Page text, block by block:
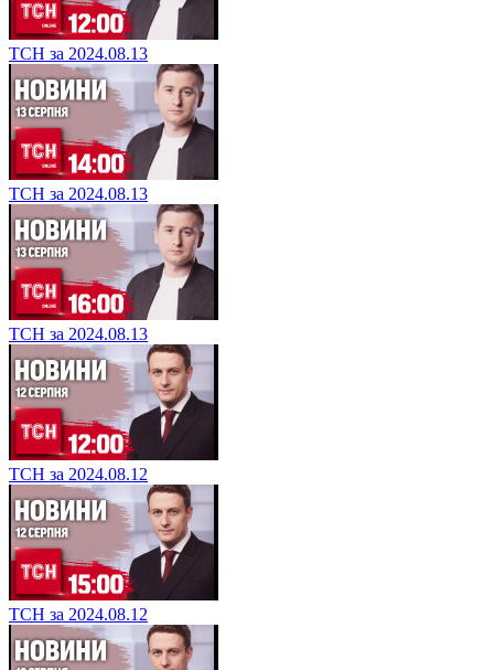
ТСН за 2024.08.13
ТСН за 2024.08.13
ТСН за 2024.08.13
ТСН за 2024.08.12
ТСН за 2024.08.12